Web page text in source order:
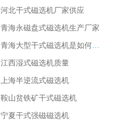
河北干式磁选机厂家供应
青海永磁盘式磁选机生产厂家
青海大型干式磁选机是如何选矿的
江西湿式磁选机质量
上海半逆流式磁选机
鞍山贫铁矿干式磁选机
宁夏干式强磁磁选机